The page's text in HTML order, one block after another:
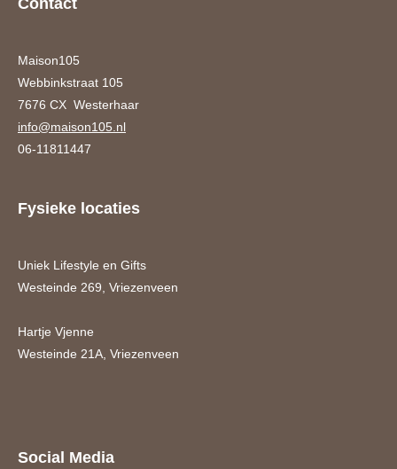
Maison105
Webbinkstraat 105
7676 CX Westerhaar
info@maison105.nl
06-11811447
Fysieke locaties
Uniek Lifestyle en Gifts
Westeinde 269, Vriezenveen
Hartje Vjenne
Westeinde 21A, Vriezenveen
Social Media